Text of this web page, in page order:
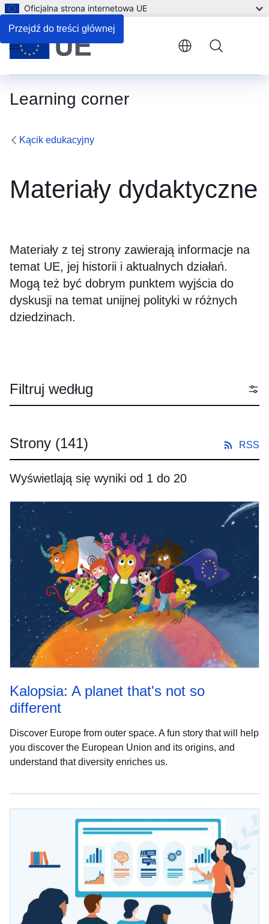
Przejdź do treści głównej
Oficjalna strona internetowa UE
Learning corner
Menu
Kącik edukacyjny
Materiały dydaktyczne
Materiały z tej strony zawierają informacje na
temat UE, jej historii i aktualnych działań.
Mogą też być dobrym punktem wyjścia do
dyskusji na temat unijnej polityki w różnych
dziedzinach.
Filtruj według
Strony (141) RSS
Wyświetlają się wyniki od 1 do 20
Kalopsia: A planet that's not so
different
Discover Europe from outer space. A fun story that will help
you discover the European Union and its origins, and
understand that diversity enriches us.